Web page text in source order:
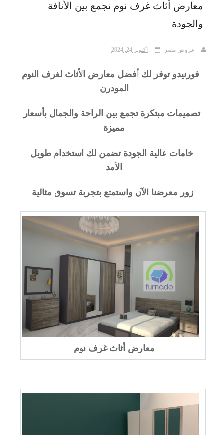
معارض أثاث غرف نوم تجمع بين الأناقة
والجودة
عروض مصر أكتوبر 24, 2024
فورنيدو توفر لك أفضل معارض الأثاث لغرف النوم
المودرن
تصميمات مبتكرة تجمع بين الراحة والجمال بأسعار
مميزة
خامات عالية الجودة تضمن لك استخدام طويل
الأمد
زور معرضنا الآن واستمتع بتجربة تسوق مثالية
معارض أثاث غرف نوم